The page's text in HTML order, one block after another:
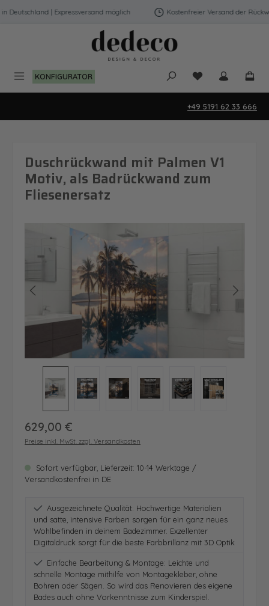
Zum Hauptinhalt springen
| Expressversand möglich Kostenfreier Versand der
KONFIGURATOR Du hast 0
+49 5191 62 33 666
Duschrückwand mit Palmen V1
Motiv, als Badrückwand zum
Fliesenersatz
Bildergalerie überspringen
Regulärer Preis:
629,00 €
Preise inkl. MwSt. zzgl. Versandkosten
Sofort verfügbar, Lieferzeit: 10-14 Werktage /
Versandkostenfrei in DE
Ausgezeichnete Qualität: Hochwertige Materialien
und satte, intensive Farben sorgen für ein ganz neues
Wohlbefinden in deinem Badezimmer. Exzellenter
Digitaldruck sorgt für die beste Farbbrillanz mit 3D Optik
Einfache Bearbeitung & Montage: Leichte und
schnelle Montage mithilfe von Montagekleber, ohne
Bohren oder Sägen. So wird das Renovieren des eigene
Bades auch ohne Vorkenntnisse zum Kinderspiel.